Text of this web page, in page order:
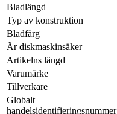
Bladlängd
Typ av konstruktion
Bladfärg
Är diskmaskinsäker
Artikelns längd
Varumärke
Tillverkare
Globalt
handelsidentifieringsnummer